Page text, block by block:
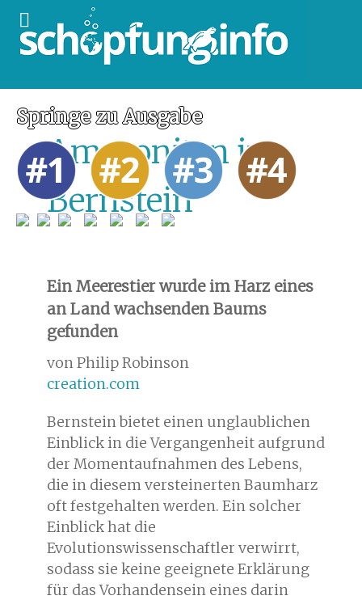
Springe zu Ausgabe
Ammoniten in
Bernstein
Ein Meerestier wurde im Harz eines
an Land wachsenden Baums
gefunden
von Philip Robinson
creation.com
Bernstein bietet einen unglaublichen
Einblick in die Vergangenheit aufgrund
der Momentaufnahmen des Lebens,
die in diesem versteinerten Baumharz
oft festgehalten werden. Ein solcher
Einblick hat die
Evolutionswissenschaftler verwirrt,
sodass sie keine geeignete Erklärung
für das Vorhandensein eines darin